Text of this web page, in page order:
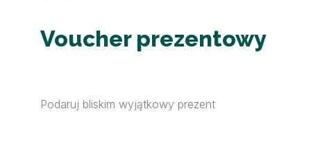
Voucher prezentowy
Podaruj bliskim wyjątkowy prezent